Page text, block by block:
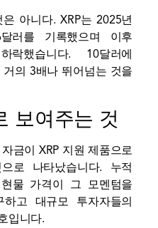
아니다. XRP는 2025년
러를 기록했으며 이후
했습니다. 10달러에
의 3배나 뛰어넘는 것을
보여주는 것
금이 XRP 지원 제품으로
로 나타났습니다. 누적
현물 가격이 그 모멘텀을
고 대규모 투자자들의
입니다.